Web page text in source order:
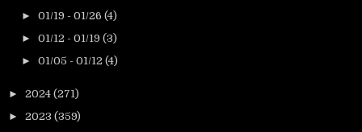
► 01/19 - 01/26 (4)
► 01/12 - 01/19 (3)
► 01/05 - 01/12 (4)
► 2024 (271)
► 2023 (359)